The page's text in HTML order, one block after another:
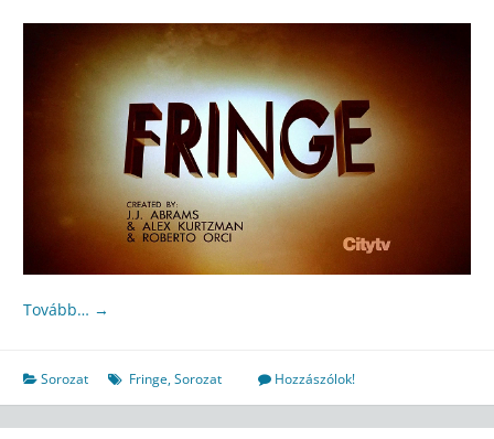
Tovább… →
Sorozat Fringe,Sorozat Hozzászólok!